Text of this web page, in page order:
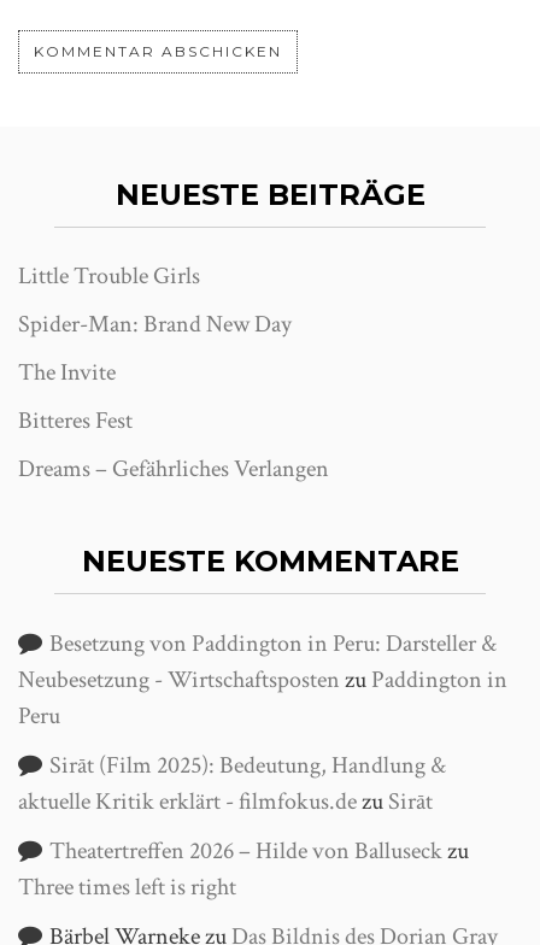
NEUESTE BEITRÄGE
Little Trouble Girls
Spider-Man: Brand New Day
The Invite
Bitteres Fest
Dreams – Gefährliches Verlangen
NEUESTE KOMMENTARE
Besetzung von Paddington in Peru: Darsteller &
Neubesetzung - WirtschaftspostenzuPaddington in
Peru
Sirāt (Film 2025): Bedeutung, Handlung &
aktuelle Kritik erklärt - filmfokus.dezuSirāt
Theatertreffen 2026 – Hilde von Balluseckzu
Three times left is right
Bärbel WarnekezuDas Bildnis des Dorian Gray